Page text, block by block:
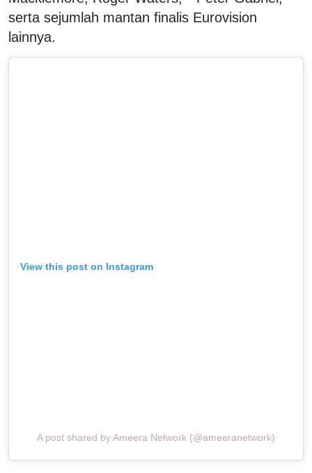
serta sejumlah mantan finalis Eurovision
lainnya.
View this post on Instagram
A post shared by Ameera Network (@ameeranetwork)